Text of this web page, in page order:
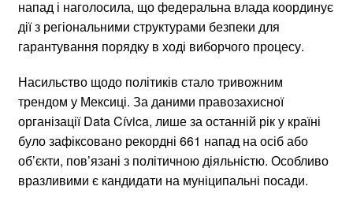
напад і наголосила, що федеральна влада координує
дії з регіональними структурами безпеки для
гарантування порядку в ході виборчого процесу.
Насильство щодо політиків стало тривожним
трендом у Мексиці. За даними правозахисної
організації Data Cívica, лише за останній рік у країні
було зафіксовано рекордні 661 напад на осіб або
об’єкти, пов’язані з політичною діяльністю. Особливо
вразливими є кандидати на муніципальні посади.